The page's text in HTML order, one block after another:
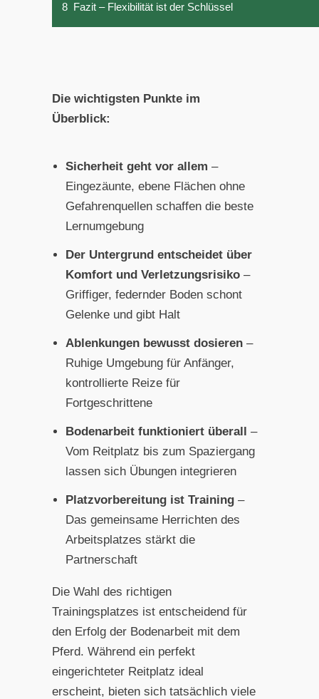
8 Fazit – Flexibilität ist der Schlüssel
Die wichtigsten Punkte im
Überblick:
Sicherheit geht vor allem –
Eingezäunte, ebene Flächen ohne
Gefahrenquellen schaffen die beste
Lernumgebung
Der Untergrund entscheidet über
Komfort und Verletzungsrisiko –
Griffiger, federnder Boden schont
Gelenke und gibt Halt
Ablenkungen bewusst dosieren –
Ruhige Umgebung für Anfänger,
kontrollierte Reize für
Fortgeschrittene
Bodenarbeit funktioniert überall –
Vom Reitplatz bis zum Spaziergang
lassen sich Übungen integrieren
Platzvorbereitung ist Training –
Das gemeinsame Herrichten des
Arbeitsplatzes stärkt die
Partnerschaft
Die Wahl des richtigen
Trainingsplatzes ist entscheidend für
den Erfolg der Bodenarbeit mit dem
Pferd. Während ein perfekt
eingerichteter Reitplatz ideal
erscheint, bieten sich tatsächlich viele